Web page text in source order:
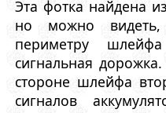
Эта фотка найдена
но можно
периметру
сигнальная
стороне шлейфа
сигналов